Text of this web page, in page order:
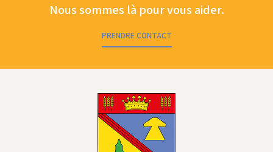
Nous sommes là pour vous aider.
PRENDRE CONTACT